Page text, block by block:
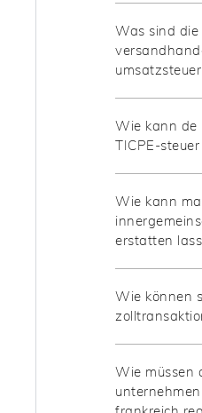
Was sind
Wie kann de
TICPE-
Wie kann
erstatten
Wie können
Wie müssen